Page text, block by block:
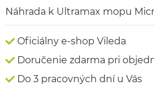
Náhrada k Ultramax mopu
Oficiálny e-shop Vileda
Doručenie zdarma pri
Do 3 pracovných dní u Vás